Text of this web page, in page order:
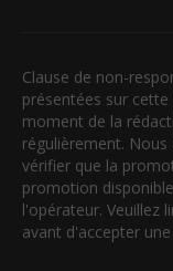
Clause de non-
présentées sur
moment de la
régulièrement.
vérifier que la
promotion
l'opérateur. Veuillez
avant d'accepter